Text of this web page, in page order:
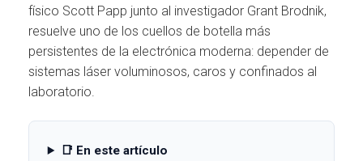
físico Scott Papp junto al investigador Grant Brodnik,
resuelve uno de los cuellos de botella más
persistentes de la electrónica moderna: depender de
sistemas láser voluminosos, caros y confinados al
laboratorio.
📑 En este artículo